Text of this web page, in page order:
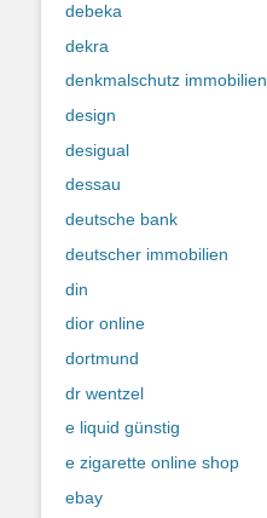
debeka
dekra
denkmalschutz immobilien
design
desigual
dessau
deutsche bank
deutscher immobilien
din
dior online
dortmund
dr wentzel
e liquid günstig
e zigarette online shop
ebay